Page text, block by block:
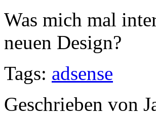
Was mich mal
neuen Design?
Tags: adsense
Geschrieben von